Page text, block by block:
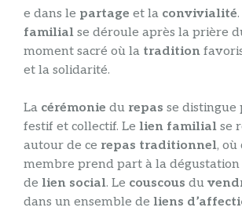
e dans le partage et la convivialité
familial se déroule après la prière
moment sacré où la tradition
et la solidarité.
La cérémonie du repas se distingue
festif et collectif. Le lien familial se
autour de ce repas traditionnel, où
membre prend part à la
de lien social. Le couscous du
dans un ensemble de liens